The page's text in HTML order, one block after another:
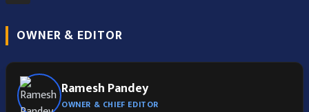
OWNER & EDITOR
Ramesh Pandey
OWNER & CHIEF EDITOR